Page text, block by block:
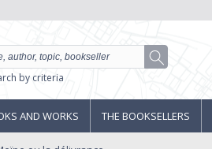
by criteria
AND WORKS THE BOOKSELLERS